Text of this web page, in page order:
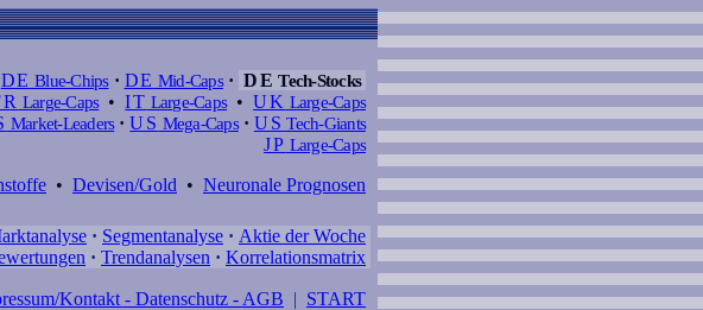
DE Blue-Chips · DE Mid-Caps · DE Tech-Stocks
Large-Caps•IT Large-Caps•UK Large-Caps
Market-Leaders · US Mega-Caps · US Tech-Giants
JP Large-Caps
• Devisen/Gold • Neuronale Prognosen
· Segmentanalyse · Aktie der Woche
· Trendanalysen · Korrelationsmatrix
Kontakt - Datenschutz - AGB | START